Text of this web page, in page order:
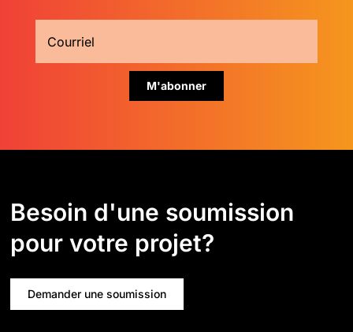
Besoin d'une soumission
pour votre projet?
Demander une soumission